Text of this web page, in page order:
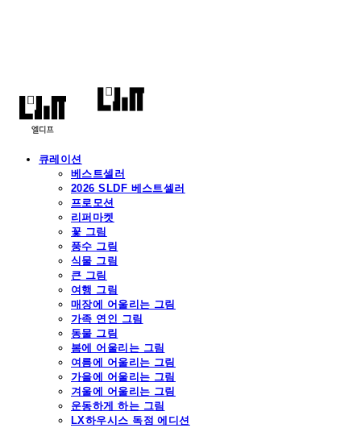
큐레이션
베스트셀러
2026 SLDF 베스트셀러
프로모션
리퍼마켓
꽃 그림
풍수 그림
식물 그림
큰 그림
여행 그림
매장에 어울리는 그림
가족 연인 그림
동물 그림
봄에 어울리는 그림
여름에 어울리는 그림
가을에 어울리는 그림
겨울에 어울리는 그림
운동하게 하는 그림
LX하우시스 독점 에디션